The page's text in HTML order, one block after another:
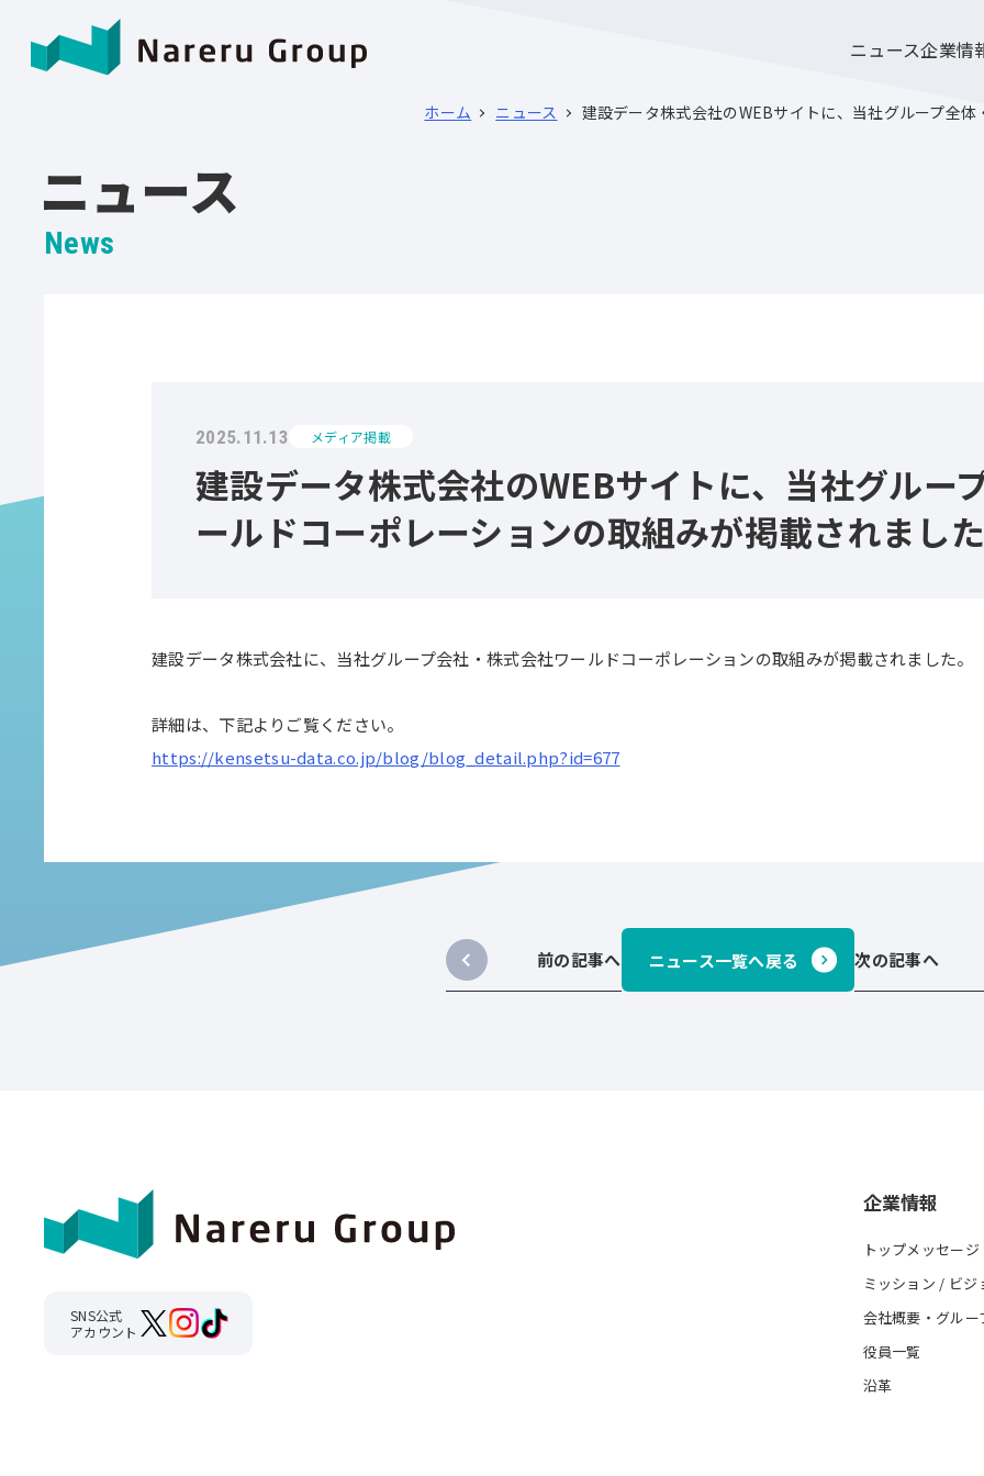
ニュース企業情
ホーム ニュース 建設データ株式会社のWEBサイトに、当社グループ全
ニュース
News
2025.11.13 メディア掲載
建設データ株式会社のWEBサイトに、当社グルー
ールドコーポレーションの取組みが掲載されました
建設データ株式会社に、当社グループ会社・株式会社ワールドコーポレーションの取組みが掲載されました。
詳細は、下記よりご覧ください。
https://kensetsu-data.co.jp/blog/blog_detail.php?id=677
前の記事へ ニュース一覧へ戻る 次の記事へ
SNS公式
アカウント
企業情報
トップメッセージ
ミッション / ビジ
会社概要・グルー
役員一覧
沿革